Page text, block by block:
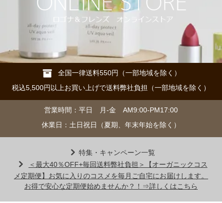
全国一律送料550円（一部地域を除く）
税込5,500円以上お買い上げで送料弊社負担（一部地域を除く）
営業時間：平日 月-金 AM9:00-PM17:00
休業日：土日祝日（夏期、年末年始を除く）
特集・キャンペーン一覧
＜最大40％OFF+毎回送料弊社負担＞【オーガニックコス
メ定期便】お気に入りのコスメを毎月ご自宅にお届けします。
お得で安心な定期便始めませんか？！⇒詳しくはこちら